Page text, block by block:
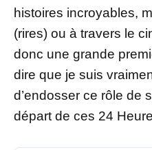
histoires incroyables,
(rires) ou à travers le
donc une grande
dire que je suis
d’endosser ce rôle de
départ de ces 24